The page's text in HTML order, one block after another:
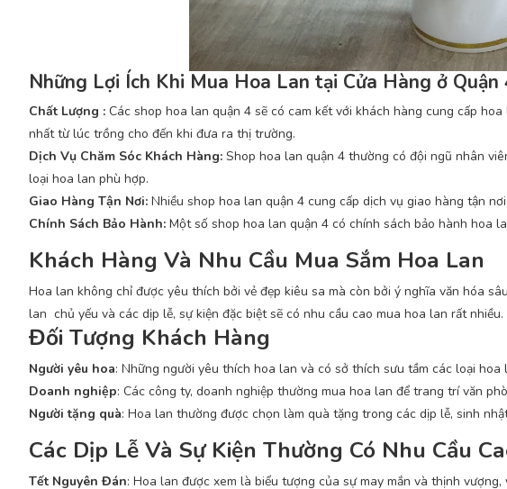
Những Lợi Ích Khi Mua Hoa Lan tại Cửa Hàng ở Quận
Chất Lượng : Các shop hoa lan quận 4 sẽ có cam kết với khách hàng cung cấp
nhất từ lúc trồng cho đến khi đưa ra thị trường.
Dịch Vụ Chăm Sóc Khách Hàng: Shop hoa lan quận 4 thường có đội ngũ nhân
loại hoa lan phù hợp.
Giao Hàng Tận Nơi: Nhiều shop hoa lan quận 4 cung cấp dịch vụ giao hàng tận
Chính Sách Bảo Hành: Một số shop hoa lan quận 4 có chính sách bảo hành hoa
Khách Hàng Và Nhu Cầu Mua Sắm Hoa Lan
Hoa lan không chỉ được yêu thích bởi vẻ đẹp kiêu sa mà còn bởi ý nghĩa văn hóa
lan chủ yếu và các dịp lễ, sự kiện đặc biệt sẽ có nhu cầu cao mua hoa lan rất nhiều.
Đối Tượng Khách Hàng
Người yêu hoa: Những người yêu thích hoa lan và có sở thích sưu tầm các loại hoa
Doanh nghiệp: Các công ty, doanh nghiệp thường mua hoa lan để trang trí văn
Người tặng quà: Hoa lan thường được chọn làm quà tặng trong các dịp lễ, sinh
Các Dịp Lễ Và Sự Kiện Thường Có Nhu Cầu
Tết Nguyên Đán: Hoa lan được xem là biểu tượng của sự may mắn và thịnh